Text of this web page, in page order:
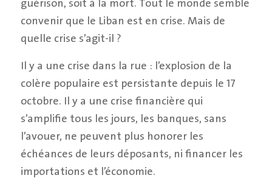
convenir que le Liban est en crise. Mais de
quelle crise s’agit-il ?
Il y a une crise dans la rue : l’explosion de la
colère populaire est persistante depuis le 17
octobre. Il y a une crise financière qui
s’amplifie tous les jours, les banques, sans
l’avouer, ne peuvent plus honorer les
échéances de leurs déposants, ni financer les
importations et l’économie.